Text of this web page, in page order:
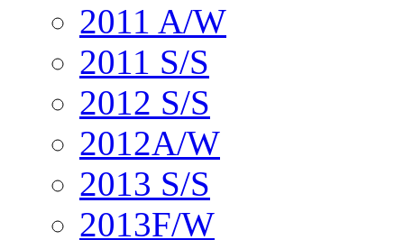
2011 A/W
2011 S/S
2012 S/S
2012A/W
2013 S/S
2013F/W